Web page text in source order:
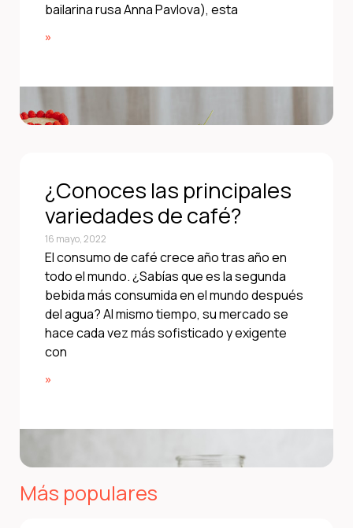
bailarina rusa Anna Pavlova), esta
»
¿Conoces las principales
variedades de café?
16 mayo, 2022
El consumo de café crece año tras año en
todo el mundo. ¿Sabías que es la segunda
bebida más consumida en el mundo después
del agua? Al mismo tiempo, su mercado se
hace cada vez más sofisticado y exigente
con
»
Más populares